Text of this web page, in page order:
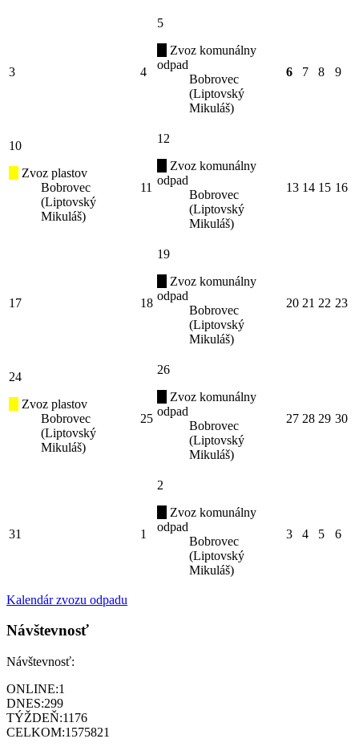
3 4
5
Zvoz komunálny
odpad
Bobrovec
(Liptovský
Mikuláš)
6 7 8 9
10
Zvoz plastov
Bobrovec
(Liptovský
Mikuláš)
11
12
Zvoz komunálny
odpad
Bobrovec
(Liptovský
Mikuláš)
13 14 15 16
17 18
19
Zvoz komunálny
odpad
Bobrovec
(Liptovský
Mikuláš)
20 21 22 23
24
Zvoz plastov
Bobrovec
(Liptovský
Mikuláš)
25
26
Zvoz komunálny
odpad
Bobrovec
(Liptovský
Mikuláš)
27 28 29 30
31 1
2
Zvoz komunálny
odpad
Bobrovec
(Liptovský
Mikuláš)
3 4 5 6
Kalendár zvozu odpadu
Návštevnosť
Návštevnosť:
ONLINE:1
DNES:299
TÝŽDEŇ:1176
CELKOM:1575821